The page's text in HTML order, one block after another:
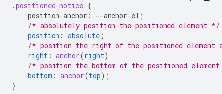
.positioned-notice {
position-anchor : --anchor-el ;
/* absolutely position the positioned element */
position : absolute ;
/* position the right of the positioned element
right : anchor(right);
/* position the bottom of the positioned
bottom : anchor(top);
}